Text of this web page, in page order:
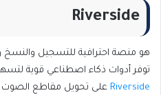
Riverside
هو منصة احترافية للتسجيل والنسخ
توفر أدوات ذكاء اصطناعي قوية
Riverside على تحويل مقاطع